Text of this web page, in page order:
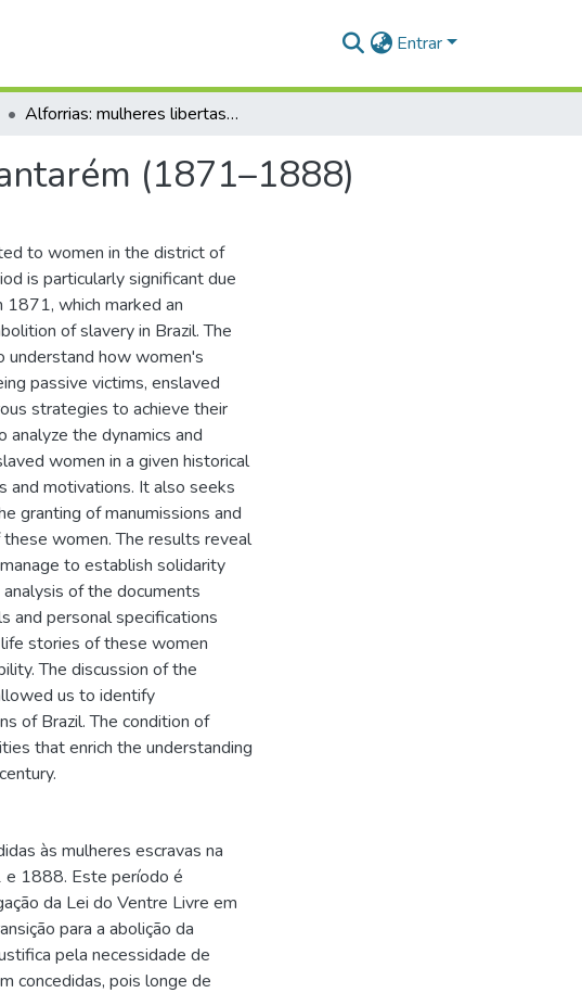
Entrar
Alforrias: mulheres libertas na Comarca de Santarém (1871–1888)
(1871–1888)
to women in the district of
is particularly significant due
which marked an
of slavery in Brazil. The
understand how women's
passive victims, enslaved
strategies to achieve their
the dynamics and
women in a given historical
and motivations. It also seeks
granting of manumissions and
women. The results reveal
to establish solidarity
of the documents
and personal specifications
stories of these women
The discussion of the
us to identify
of Brazil. The condition of
that enrich the understanding
às mulheres escravas na
e 1888. Este período é
da Lei do Ventre Livre em
para a abolição da
pela necessidade de
concedidas, pois longe de